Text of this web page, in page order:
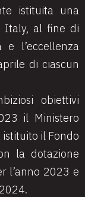
istituita una
Italy, al fine di
e l’eccellenza
di ciascun
obiettivi
il Ministero
il Fondo
la dotazione
l’anno 2023 e